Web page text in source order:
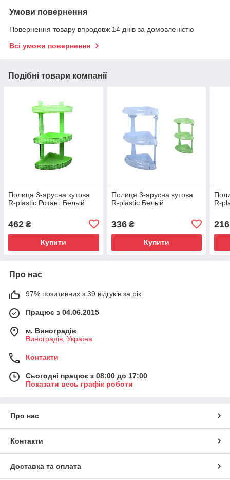
Умови повернення
Повернення товару впродовж 14 днів за домовленістю
Всі умови повернення
Подібні товари компанії
Полиця 3-ярусна кутова
R-plastic Ротанг Белый
462 ₴
Купити
Полиця 3-ярусна кутова
R-plastic Белый
336₴
Купити
R-
216
Про нас
97% позитивних з 39 відгуків за рік
Працює з 04.06.2015
м. Виноградів
Виноградів, Україна
Контакти
Сьогодні працює з 08:00 до 17:00
Показати весь графік роботи
Про нас
Контакти
Доставка та оплата